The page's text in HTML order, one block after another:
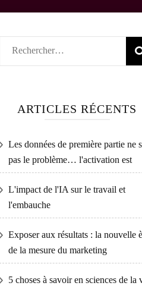
Rechercher :
ARTICLES RÉCENTS
Les données de première partie ne
pas le problème… l'activation est
L'impact de l'IA sur le travail et
l'embauche
Exposer aux résultats : la nouvelle
de la mesure du marketing
5 choses à savoir en sciences de la